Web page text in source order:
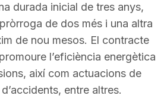
durada inicial de tres anys,
de dos més i una altra
de nou mesos. El contracte
l’eficiència energètica
així com actuacions de
entre altres.